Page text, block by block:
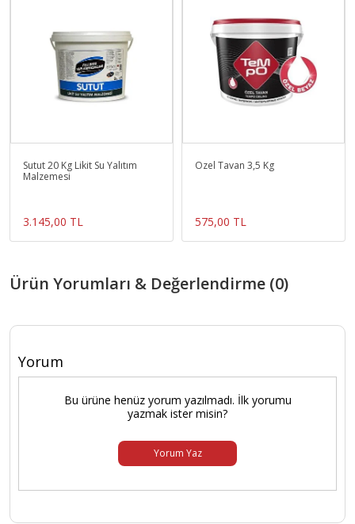
Sutut 20 Kg Likit Su Yalıtım
Malzemesi
3.145,00 TL
Özel Tavan 3,5 Kg
575,00 TL
Ürün Yorumları & Değerlendirme (0)
Yorum
Bu ürüne henüz yorum yazılmadı. İlk yorumu
yazmak ister misin?
Yorum Yaz